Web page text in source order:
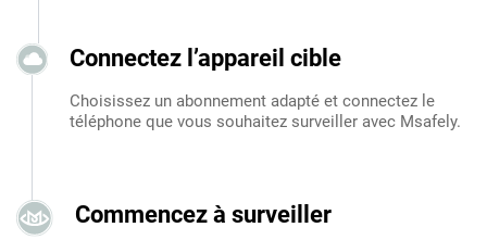
Connectez l’appareil cible
Choisissez un abonnement adapté et connectez le
téléphone que vous souhaitez surveiller avec Msafely.
Commencez à surveiller